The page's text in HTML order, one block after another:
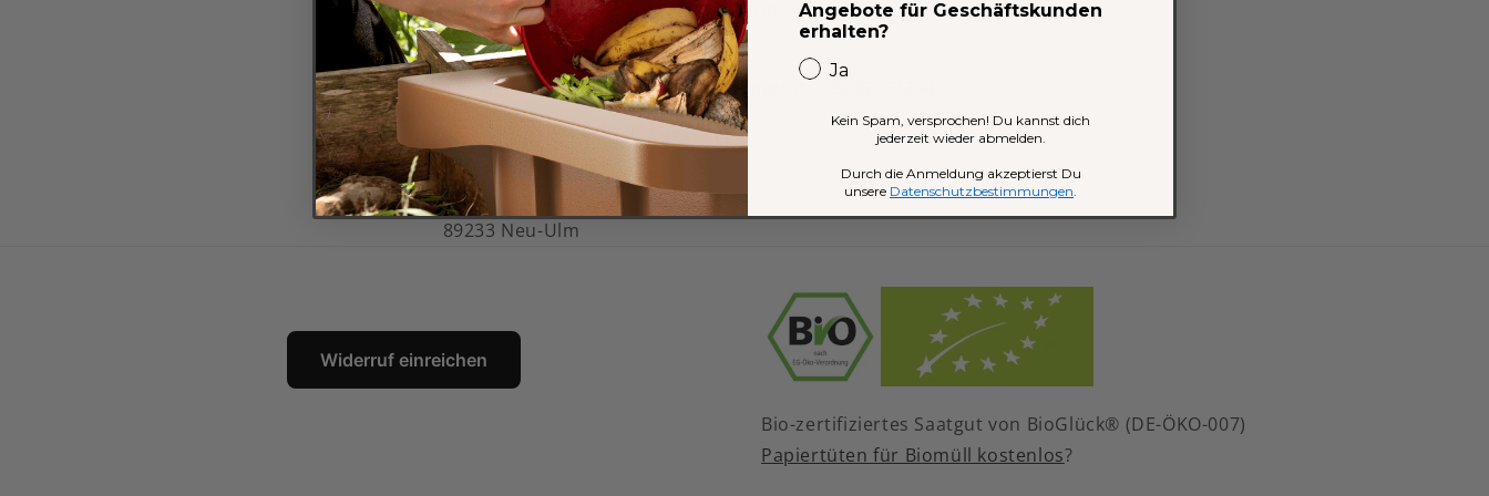
Handelsregister der Komplementärin: Amtsgericht Memmingen,
HRB 17874
Umsatzsteuer-Identifikationsnummer(n): DE295757394
Verantwortlich gemäß § 18 MStV:
Mark Breyer
Traubenweg 16
89233 Neu-Ulm
Widerruf einreichen
Bio-zertifiziertes Saatgut von BioGlück® (DE-ÖKO-007)
Papiertüten für Biomüll kostenlos?
Angebote für Geschäftskunden
erhalten?
Ja
Kein Spam, versprochen! Du kannst dich
jederzeit wieder abmelden.
Durch die Anmeldung akzeptierst Du
unsere Datenschutzbestimmungen.